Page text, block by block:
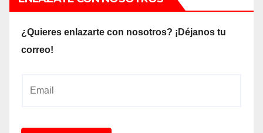
¿Quieres enlazarte con nosotros? ¡Déjanos tu
correo!